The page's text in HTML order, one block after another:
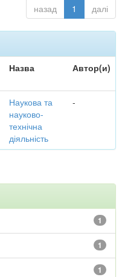
назад 1 далі
Назва Автор(и)
Наукова та
науково-
технічна
діяльність
-
1
1
1